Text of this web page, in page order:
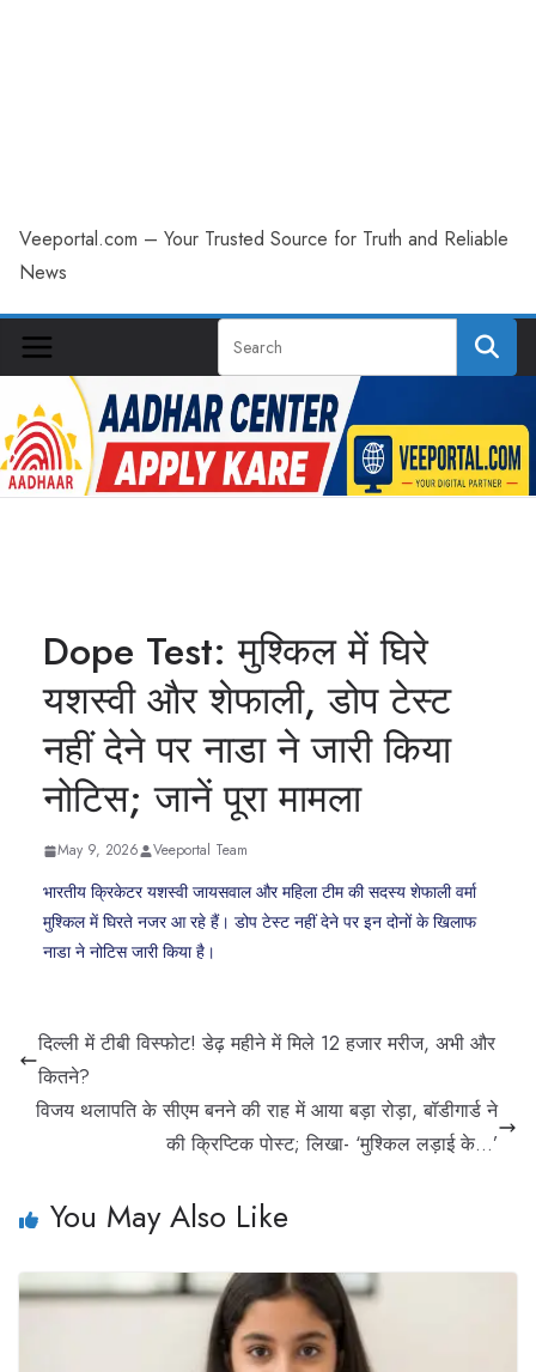
Veeportal.com – Your Trusted Source for Truth and Reliable
News
Dope Test: मुश्किल में घिरे
यशस्वी और शेफाली, डोप टेस्ट
नहीं देने पर नाडा ने जारी किया
नोटिस; जानें पूरा मामला
May 9, 2026 Veeportal Team
भारतीय क्रिकेटर यशस्वी जायसवाल और महिला टीम की सदस्य शेफाली वर्मा
मुश्किल में घिरते नजर आ रहे हैं। डोप टेस्ट नहीं देने पर इन दोनों के खिलाफ
नाडा ने नोटिस जारी किया है।
दिल्ली में टीबी विस्फोट! डेढ़ महीने में मिले 12 हजार मरीज, अभी और
कितने?
विजय थलापति के सीएम बनने की राह में आया बड़ा रोड़ा, बॉडीगार्ड ने
की क्रिप्टिक पोस्ट; लिखा- ‘मुश्किल लड़ाई के…’
You May Also Like